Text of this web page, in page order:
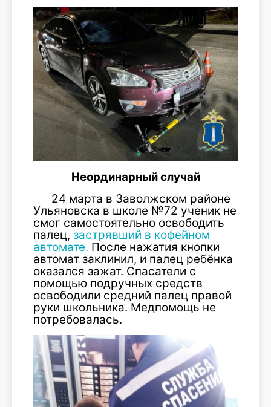
Неординарный случай
24 марта в Заволжском районе
Ульяновска в школе №72 ученик не
смог самостоятельно освободить
палец, застрявший в кофейном
автомате. После нажатия кнопки
автомат заклинил, и палец ребёнка
оказался зажат. Спасатели с
помощью подручных средств
освободили средний палец правой
руки школьника. Медпомощь не
потребовалась.